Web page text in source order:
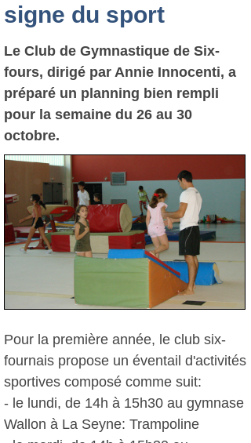
signe du sport
Le Club de Gymnastique de Six-
fours, dirigé par Annie Innocenti, a
préparé un planning bien rempli
pour la semaine du 26 au 30
octobre.
Pour la première année, le club six-
fournais propose un éventail d'activités
sportives composé comme suit:
- le lundi, de 14h à 15h30 au gymnase
Wallon à La Seyne: Trampoline